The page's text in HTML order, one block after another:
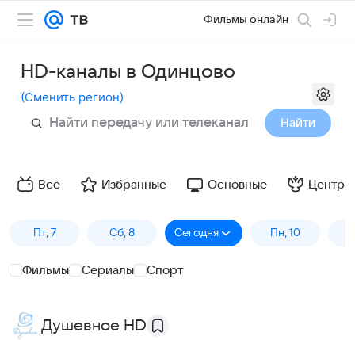
Фильмы онлайн
HD-каналы в Одинцово
(Сменить регион)
Найти
Все Избранные Основные
Пт, 7 Сб, 8 Сегодня Пн, 10
Фильмы Сериалы Спорт
Душевное HD